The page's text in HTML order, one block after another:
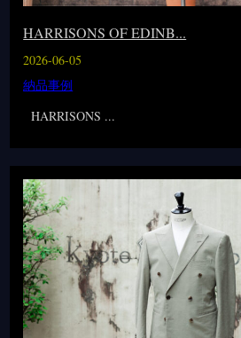
HARRISONS OF EDINB...
2026-06-05
納品事例
HARRISONS ...